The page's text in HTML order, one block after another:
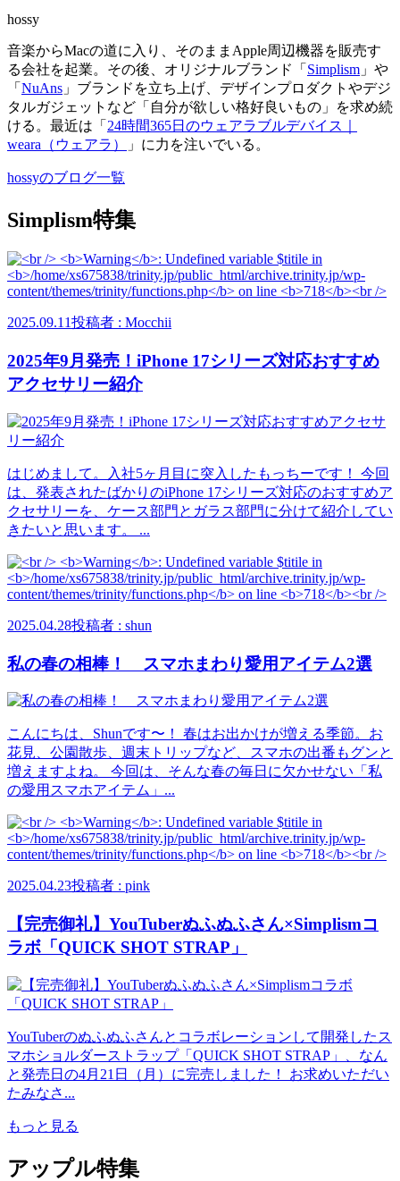
hossy
音楽からMacの道に入り、そのままApple周辺機器を販売す
る会社を起業。その後、オリジナルブランド「 Simplism 」や
「 NuAns 」ブランドを立ち上げ、デザインプロダクトやデジ
タルガジェットなど「自分が欲しい格好良いもの」を求め続
ける。最近は「 24時間365日のウェアラブルデバイス｜
weara（ウェアラ）
」に力を注いでいる。
hossyのブログ一覧
Simplism特集
2025.09.11投稿者 : Mocchii
2025年9月発売！iPhone 17シリーズ対応おすすめ
アクセサリー紹介
はじめまして。入社5ヶ月目に突入したもっちーです！ 今回
は、発表されたばかりのiPhone 17シリーズ対応のおすすめア
クセサリーを、ケース部門とガラス部門に分けて紹介してい
きたいと思います。 ...
2025.04.28投稿者 : shun
私の春の相棒！ スマホまわり愛用アイテム2選
こんにちは、Shunです〜！ 春はお出かけが増える季節。お
花見、公園散歩、週末トリップなど、スマホの出番もグンと
増えますよね。 今回は、そんな春の毎日に欠かせない「私
の愛用スマホアイテム」...
2025.04.23投稿者 : pink
【完売御礼】YouTuberぬふぬふさん×Simplismコ
ラボ「QUICK SHOT STRAP」
YouTuberのぬふぬふさんとコラボレーションして開発したス
マホショルダーストラップ「QUICK SHOT STRAP」、なん
と発売日の4月21日（月）に完売しました！ お求めいただい
たみなさ...
もっと見る
アップル特集